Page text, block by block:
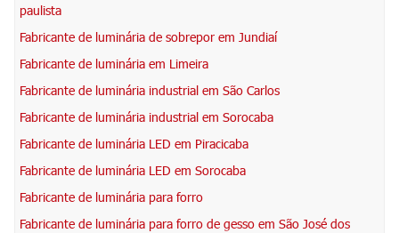
paulista
Fabricante de luminária de sobrepor em Jundiaí
Fabricante de luminária em Limeira
Fabricante de luminária industrial em São Carlos
Fabricante de luminária industrial em Sorocaba
Fabricante de luminária LED em Piracicaba
Fabricante de luminária LED em Sorocaba
Fabricante de luminária para forro
Fabricante de luminária para forro de gesso em São José dos